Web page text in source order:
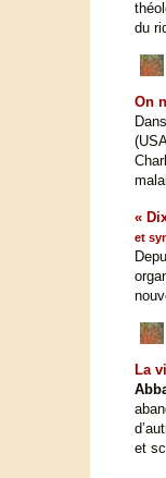
du
On
«
et
La
et